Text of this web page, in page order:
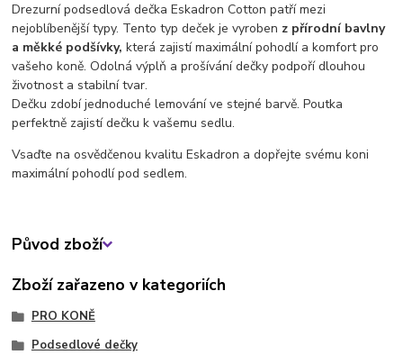
Drezurní podsedlová dečka Eskadron Cotton patří mezi
nejoblíbenější typy. Tento typ deček je vyroben z přírodní bavlny
a měkké podšívky, která zajistí maximální pohodlí a komfort pro
vašeho koně. Odolná výplň a prošívání dečky podpoří dlouhou
životnost a stabilní tvar.
Dečku zdobí jednoduché lemování ve stejné barvě. Poutka
perfektně zajistí dečku k vašemu sedlu.
Vsaďte na osvědčenou kvalitu Eskadron a dopřejte svému koni
maximální pohodlí pod sedlem.
Původ zboží
Zboží zařazeno v kategoriích
PRO KONĚ
Podsedlové dečky